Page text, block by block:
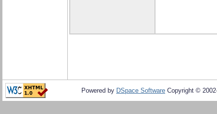
Powered by DSpace Software Copyright ©